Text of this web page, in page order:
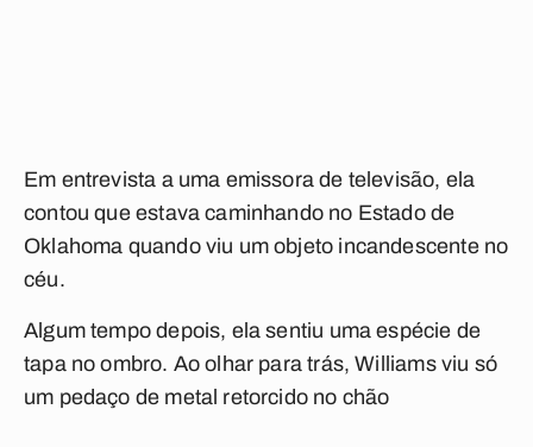
Em entrevista a uma emissora de televisão, ela
contou que estava caminhando no Estado de
Oklahoma quando viu um objeto incandescente no
céu.
Algum tempo depois, ela sentiu uma espécie de
tapa no ombro. Ao olhar para trás, Williams viu só
um pedaço de metal retorcido no chão